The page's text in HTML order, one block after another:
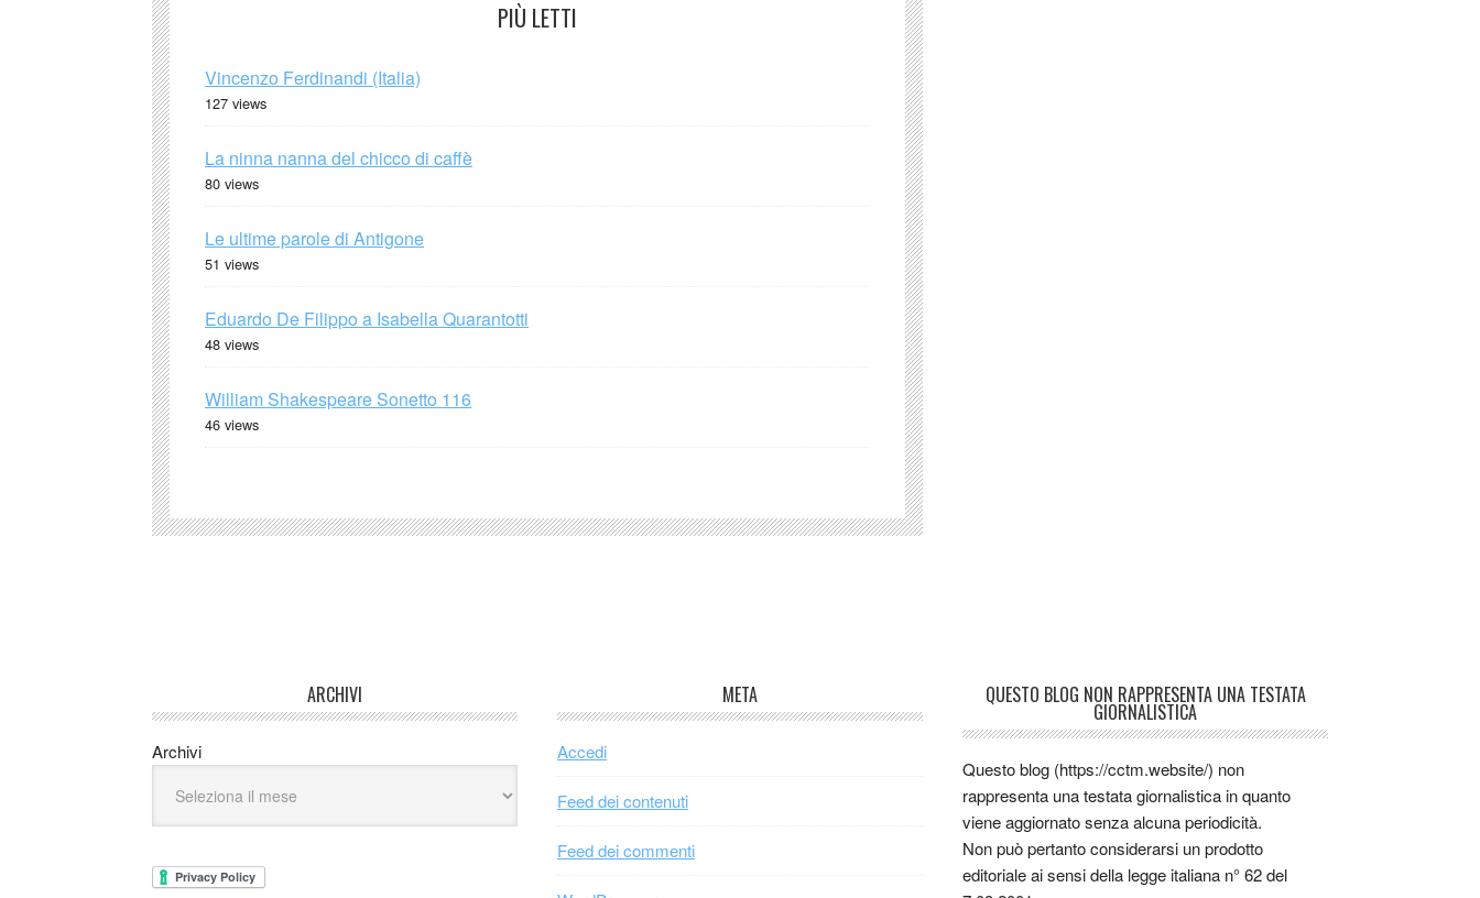
PIÙ LETTI
Vincenzo Ferdinandi (Italia)
127 views
La ninna nanna del chicco di caffè
80 views
Le ultime parole di Antigone
51 views
Eduardo De Filippo a Isabella Quarantotti
48 views
William Shakespeare Sonetto 116
46 views
ARCHIVI
Archivi
META
Accedi
Feed dei contenuti
Feed dei commenti
QUESTO BLOG NON RAPPRESENTA UNA TESTATA
GIORNALISTICA
Questo blog (https://cctm.website/) non
rappresenta una testata giornalistica in quanto
viene aggiornato senza alcuna periodicità.
Non può pertanto considerarsi un prodotto
editoriale ai sensi della legge italiana n° 62 del